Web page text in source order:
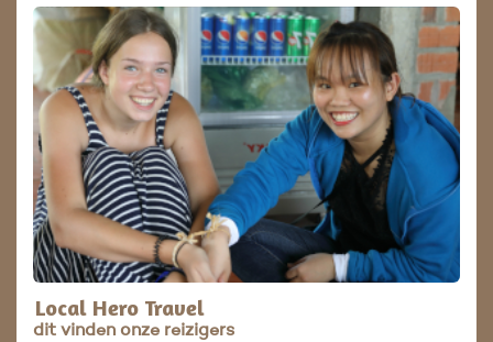
Local Hero Travel
dit vinden onze reizigers